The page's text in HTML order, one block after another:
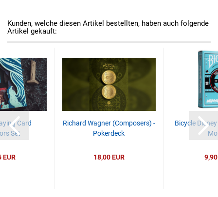
Kunden, welche diesen Artikel bestellten, haben auch folgende
Artikel gekauft:
Card
Set
EUR
Richard Wagner (Composers) -
Pokerdeck
18,00 EUR
Bicycle
9,90